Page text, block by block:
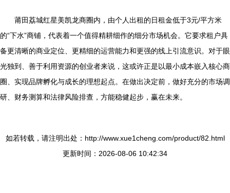
莆田荔城红星美凯龙商圈内，由个人出租的日租金低于3元/平方米
的“下水”商铺，代表着一个值得精耕细作的细分市场机会。它要求租户具
备更清晰的商业定位、更精细的运营能力和更强的线上引流意识。对于眼
光独到、善于利用资源的创业者来说，这或许正是以最小成本嵌入核心商
圈、实现品牌孵化与成长的理想起点。在做出决定前，做好充分的市场调
研、财务测算和法律风险排查，方能稳健起步，赢在未来。
如若转载，请注明出处：http://www.xue1cheng.com/product/82.html
更新时间：2026-08-06 10:42:34